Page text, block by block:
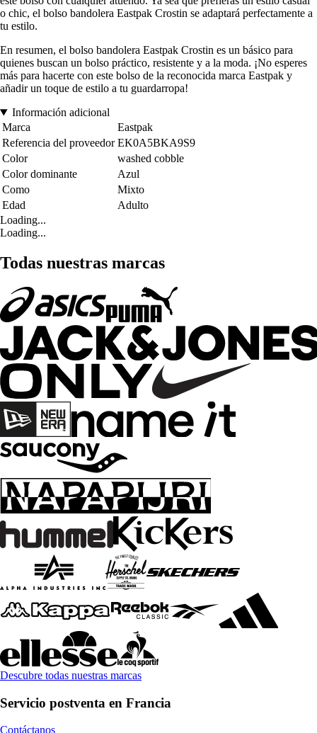
o chic, el bolso bandolera Eastpak Crostin se adaptará perfectamente a
tu estilo.
En resumen, el bolso bandolera Eastpak Crostin es un básico para
quienes buscan un bolso práctico, resistente y a la moda. ¡No esperes
más para hacerte con este bolso de la reconocida marca Eastpak y
añadir un toque de estilo a tu guardarropa!
Información adicional
Marca
Eastpak
Referencia del proveedor EK0A5BKA9S9
Color
washed cobble
Color dominante
Azul
Como
Mixto
Edad
Adulto
Loading...
Loading...
Todas nuestras marcas
Descubre todas nuestras marcas
Servicio postventa en Francia
Contáctanos